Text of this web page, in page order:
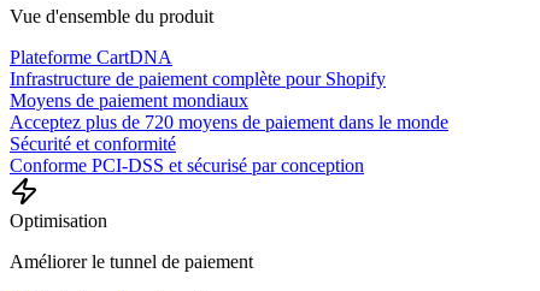
Vue d'ensemble du produit
Plateforme CartDNA
Infrastructure de paiement complète pour Shopify
Moyens de paiement mondiaux
Acceptez plus de 720 moyens de paiement dans le monde
Sécurité et conformité
Conforme PCI-DSS et sécurisé par conception
Optimisation
Améliorer le tunnel de paiement